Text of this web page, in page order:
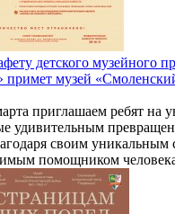
детского музейного
примет музей
приглашаем ребят на
удивительным
своим уникальным
помощником